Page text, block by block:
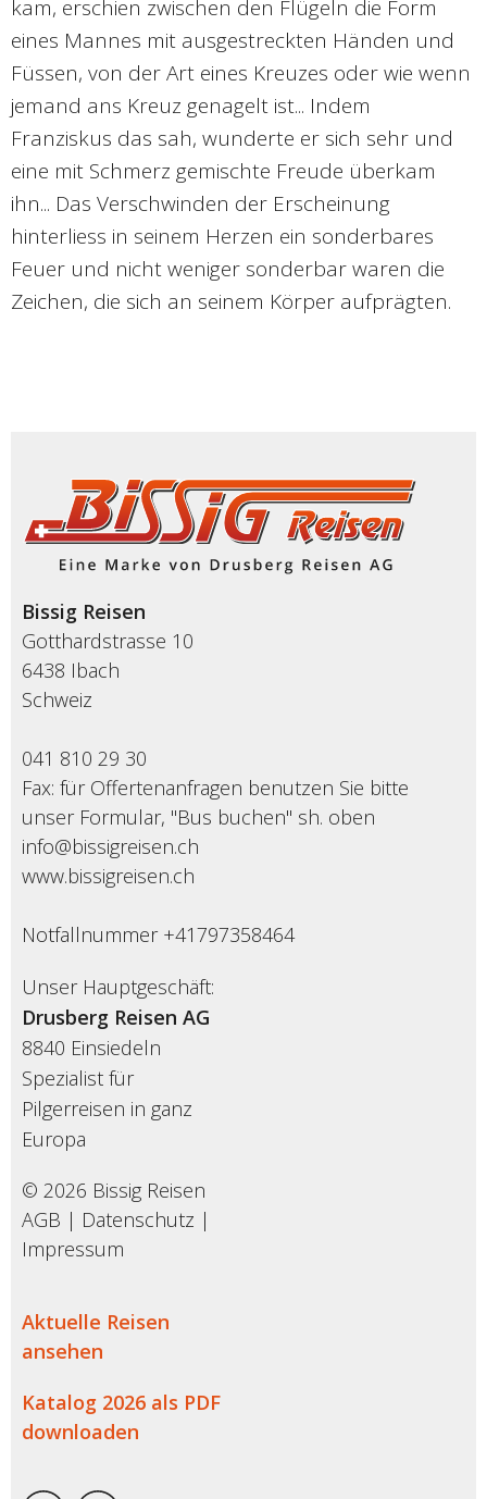
kam, erschien zwischen den Flügeln die Form
eines Mannes mit ausgestreckten Händen und
Füssen, von der Art eines Kreuzes oder wie wenn
jemand ans Kreuz genagelt ist... Indem
Franziskus das sah, wunderte er sich sehr und
eine mit Schmerz gemischte Freude überkam
ihn... Das Verschwinden der Erscheinung
hinterliess in seinem Herzen ein sonderbares
Feuer und nicht weniger sonderbar waren die
Zeichen, die sich an seinem Körper aufprägten.
Bissig Reisen
Gotthardstrasse 10
6438 Ibach
Schweiz
041 810 29 30
Fax: für Offertenanfragen benutzen Sie bitte
unser Formular, "Bus buchen" sh. oben
info@bissigreisen.ch
www.bissigreisen.ch
Notfallnummer +41797358464
Unser Hauptgeschäft:
Drusberg Reisen AG
8840 Einsiedeln
Spezialist für
Pilgerreisen in ganz
Europa
© 2026 Bissig Reisen
AGB | Datenschutz |
Impressum
Aktuelle Reisen
ansehen
Katalog 2026 als PDF
downloaden